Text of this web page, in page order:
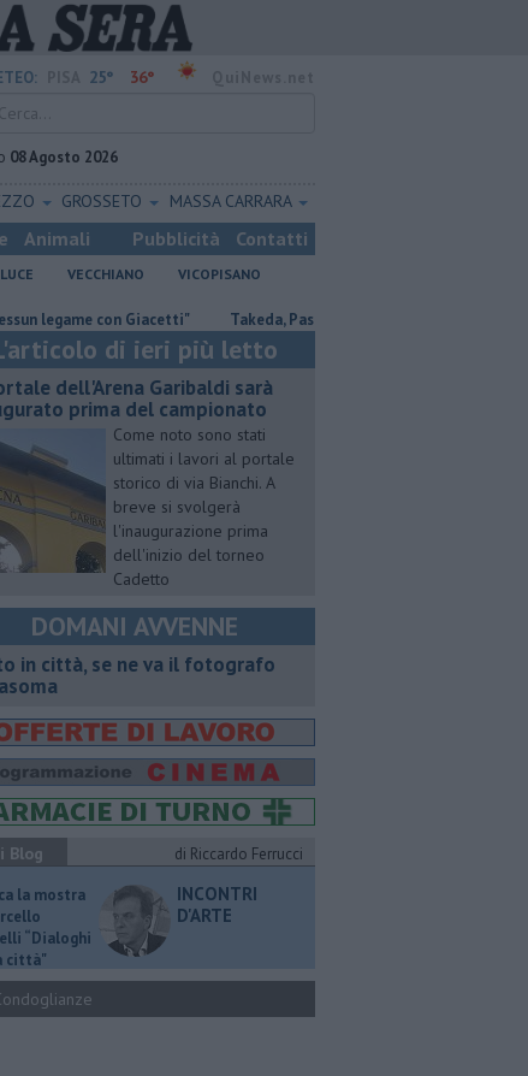
25° 36°
08 Agosto 2026
GROSSETO MASSA CARRARA
Animali Pubblicità Contatti
VECCHIANO VICOPISANO
con Giacetti" Takeda, Pasqualino, "Il dialogo deve continuare"
di ieri più letto
dell'Arena Garibaldi sarà
prima del campionato
Come noto sono stati
ultimati i lavori al portale
storico di via Bianchi. A
breve si svolgerà
l'inaugurazione prima
dell'inizio del torneo
Cadetto
DOMANI AVVENNE
in città, se ne va il fotografo
Blog
di Riccardo Ferrucci
la mostra
“Dialoghi
città"
INCONTRI
D'ARTE